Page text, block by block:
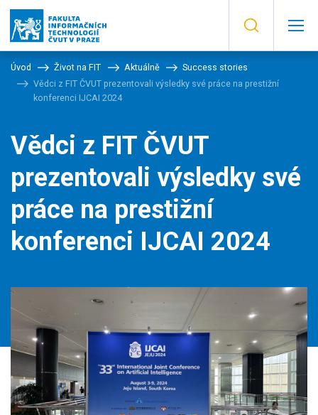
Úvod Život na FIT Aktuálně
Success stories
Vědci z FIT ČVUT prezentovali výsledky své práce na prestižní
konferenci IJCAI 2024
Vědci z FIT ČVUT
prezentovali výsledky své
práce na prestižní
konferenci IJCAI 2024